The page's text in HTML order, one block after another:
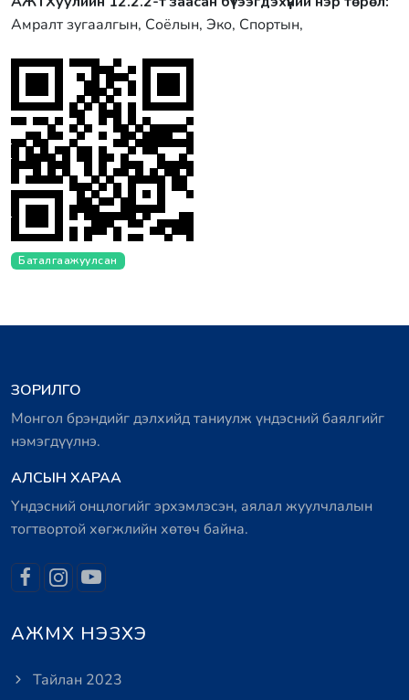
Амралт зугаалгын, Соёлын, Эко, Спортын,
Баталгаажуулсан
ЗОРИЛГО
Монгол брэндийг дэлхийд таниулж үндэсний баялгийг
нэмэгдүүлнэ.
АЛСЫН ХАРАА
Үндэсний онцлогийг эрхэмлэсэн, аялал жуулчлалын
тогтвортой хөгжлийн хөтөч байна.
АЖМХ НЭЗХЭ
Тайлан 2023